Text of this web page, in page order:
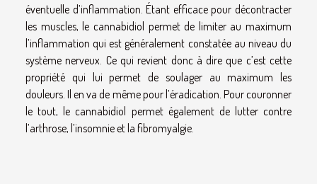
éventuelle d’inflammation. Étant efficace pour décontracter
les muscles, le cannabidiol permet de limiter au maximum
l’inflammation qui est généralement constatée au niveau du
système nerveux. Ce qui revient donc à dire que c’est cette
propriété qui lui permet de soulager au maximum les
douleurs. Il en va de même pour l’éradication. Pour couronner
le tout, le cannabidiol permet également de lutter contre
l’arthrose, l’insomnie et la fibromyalgie.